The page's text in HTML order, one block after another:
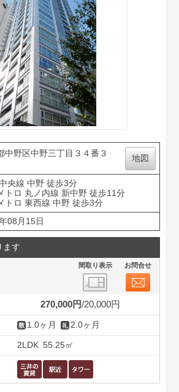
中野区中野三丁目３４番３
地図
中央線 中野 徒歩3分
トロ 丸ノ内線 新中野 徒歩11分
トロ 東西線 中野 徒歩3分
08月15日
ます
間取り表示 お問合せ
270,000円 20,000円
1.0ヶ月 2.0ヶ月
2LDK 55.25㎡